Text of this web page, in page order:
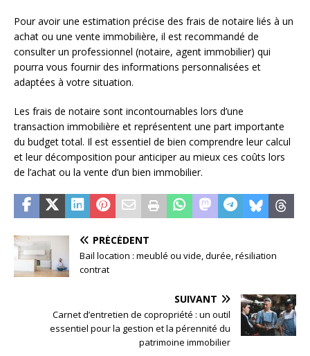
Pour avoir une estimation précise des frais de notaire liés à un
achat ou une vente immobilière, il est recommandé de
consulter un professionnel (notaire, agent immobilier) qui
pourra vous fournir des informations personnalisées et
adaptées à votre situation.
Les frais de notaire sont incontournables lors d’une
transaction immobilière et représentent une part importante
du budget total. Il est essentiel de bien comprendre leur calcul
et leur décomposition pour anticiper au mieux ces coûts lors
de l’achat ou la vente d’un bien immobilier.
PRÉCÉDENT
Bail location : meublé ou vide, durée, résiliation
contrat
SUIVANT
Carnet d’entretien de copropriété : un outil
essentiel pour la gestion et la pérennité du
patrimoine immobilier